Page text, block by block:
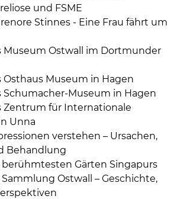
und FSME
Stinnes - Eine Frau fährt um
Museum Ostwall im Dortmunder
Osthaus Museum in Hagen
Schumacher-Museum in Hagen
Zentrum für Internationale
Unna
verstehen – Ursachen,
Behandlung
berühmtesten Gärten Singapurs
Sammlung Ostwall – Geschichte,